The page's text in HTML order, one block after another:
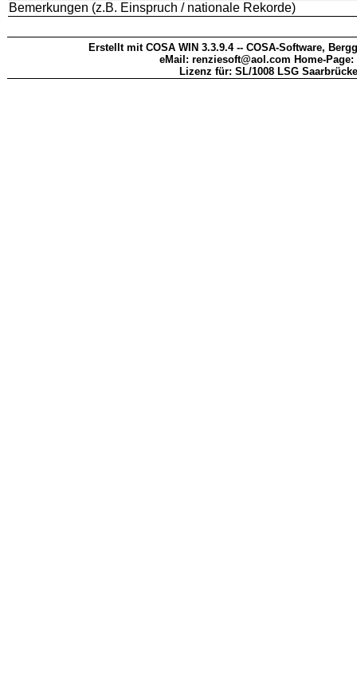
Bemerkungen (z.B. Einspruch / nationale Rekorde)
Erstellt mit COSA WIN 3.3.9.4 -- COSA-Software,
eMail: renziesoft@aol.com Home-Page:
Lizenz für: SL/1008 LSG